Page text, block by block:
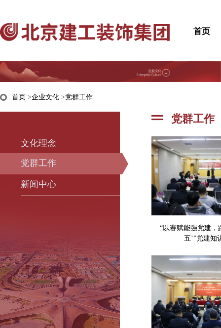
首页
首页 >企业文化 >党群工作
文化理念
党群工作
新闻中心
党群工作
“以赛赋能强党建，
五’”党建知